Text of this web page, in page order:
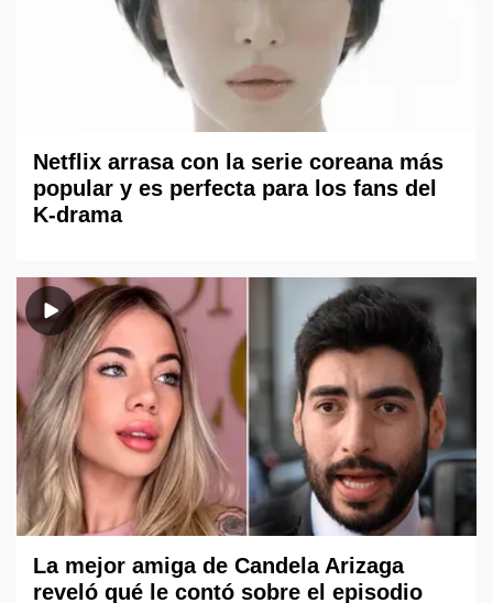
Netflix arrasa con la serie coreana más
popular y es perfecta para los fans del
K-drama
La mejor amiga de Candela Arizaga
reveló qué le contó sobre el episodio